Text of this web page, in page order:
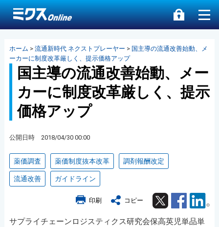
ホーム > 流通新時代 ネクストプレーヤー > 国主導の流通改善始動、メ
ーカーに制度改革厳しく、提示価格アップ
国主導の流通改善始動、メー
カーに制度改革厳しく、提示
価格アップ
公開日時 2018/04/30 00:00
薬価調査 薬価制度抜本改革 調剤報酬改定
流通改善 ガイドライン
印刷 コピー Twitter Facebook
サプライチェーンロジスティクス研究会保高英児単品単